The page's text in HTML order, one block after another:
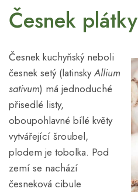
Česnek plátky
Česnek kuchyňský neboli
česnek setý (latinskyAllium
sativum) má jednoduché
přisedlé listy,
oboupohlavné bílé květy
vytvářející šroubel,
plodem je tobolka. Pod
zemí se nachází
česneková cibule